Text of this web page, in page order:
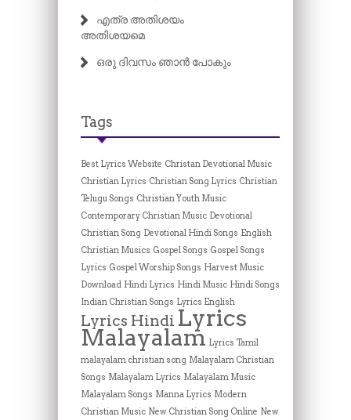
എത്ര അതിശയം
അതിശയമെ
ഒരു ദിവസം ഞാൻ പോകും
Tags
Best Lyrics Website Christan Devotional Music
Christian Lyrics Christian Song Lyrics Christian
Telugu Songs Christian Youth Music
Contemporary Christian Music Devotional
Christian Song Devotional Hindi Songs English
Christian Musics Gospel Songs Gospel Songs
Lyrics Gospel Worship Songs Harvest Music
Download Hindi Lyrics Hindi Music Hindi Songs
Indian Christian Songs Lyrics English
Lyrics Hindi Lyrics
Malayalam Lyrics Tamil
malayalam christian song Malayalam Christian
Songs Malayalam Lyrics Malayalam Music
Malayalam Songs Manna Lyrics Modern
Christian Music New Christian Song Online New